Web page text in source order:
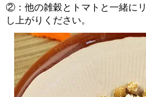
②：他の雑穀とトマトと一緒に
し上がりください。